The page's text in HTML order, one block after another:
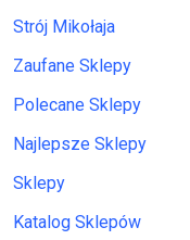
Strój Mikołaja
Zaufane Sklepy
Polecane Sklepy
Najlepsze Sklepy
Sklepy
Katalog Sklepów